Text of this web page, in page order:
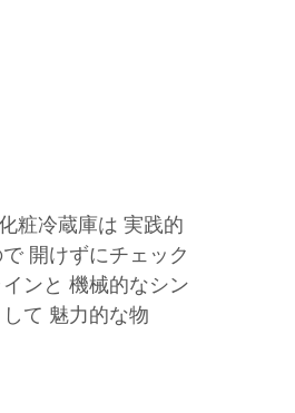
粧冷蔵庫は 実践的
開けずにチェック
ンと 機械的なシン
て 魅力的な物